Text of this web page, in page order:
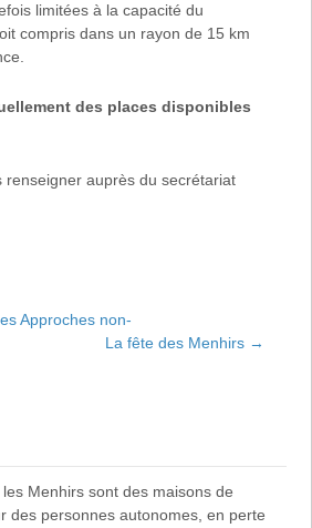
limitées à la capacité du
compris dans un rayon de 15 km
des places disponibles
renseigner auprès du secrétariat
Approches non-
La fête des Menhirs →
les Menhirs sont des maisons de
des personnes autonomes, en perte